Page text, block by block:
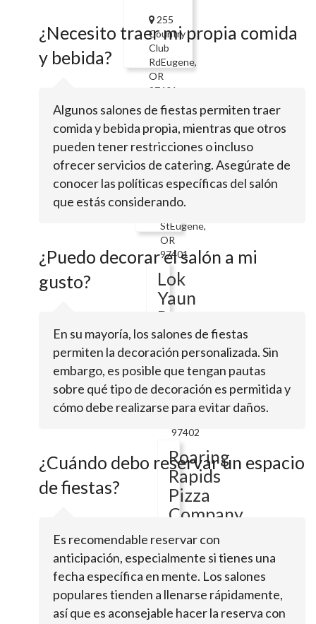
255
Country
Club
RdEugene,
OR
97401
Country
Club
Place
808
StEugene,
OR
97401
Lok
Yaun
Restaurant
3000
W
11th
AveEugene,
OR
97402
Roaring
Rapids
Pizza
Company
4006
Franklin
OR
97403
¿Necesito traer mi propia comida
y bebida?
Algunos salones de fiestas permiten traer
comida y bebida propia, mientras que otros
pueden tener restricciones o incluso
ofrecer servicios de catering. Asegúrate de
conocer las políticas específicas del salón
que estás considerando.
¿Puedo decorar el salón a mi
gusto?
En su mayoría, los salones de fiestas
permiten la decoración personalizada. Sin
embargo, es posible que tengan pautas
sobre qué tipo de decoración es permitida y
cómo debe realizarse para evitar daños.
¿Cuándo debo reservar un espacio
de fiestas?
Es recomendable reservar con
anticipación, especialmente si tienes una
fecha específica en mente. Los salones
populares tienden a llenarse rápidamente,
así que es aconsejable hacer la reserva con